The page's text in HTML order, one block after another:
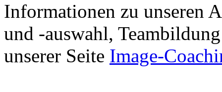
Informationen zu unseren
und -auswahl,
unserer Seite Image-